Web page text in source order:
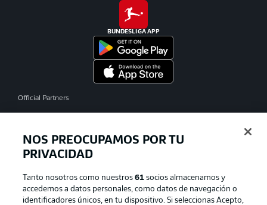
BUNDESLIGA APP
Official Partners
NOS PREOCUPAMOS POR TU
PRIVACIDAD
Tanto nosotros como nuestros61 socios almacenamos y
accedemos a datos personales, como datos de navegación o
identificadores únicos, en tu dispositivo. Si seleccionas Acepto,